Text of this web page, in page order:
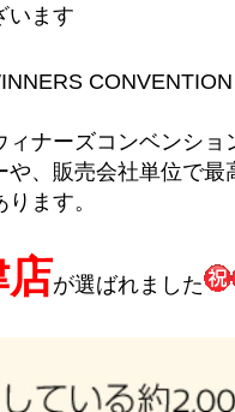
います
ナーズコンベンシ
、販売会社単位で
ます。
店が選ばれました